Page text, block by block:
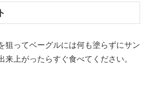
狙ってベーグルには何も塗らずにサン
来上がったらすぐ食べてください。